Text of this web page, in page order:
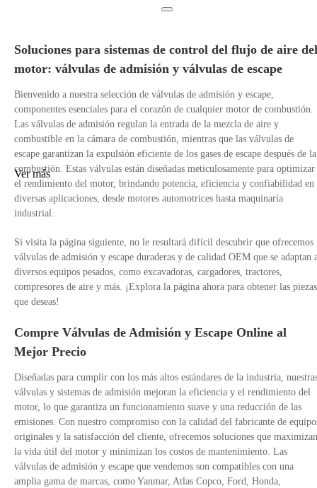
Soluciones para sistemas de control del flujo de aire del
motor: válvulas de admisión y válvulas de escape
Bienvenido a nuestra selección de válvulas de admisión y escape,
componentes esenciales para el corazón de cualquier motor de combustión.
Las válvulas de admisión regulan la entrada de la mezcla de aire y
combustible en la cámara de combustión, mientras que las válvulas de
escape garantizan la expulsión eficiente de los gases de escape después de la
combustión. Estas válvulas están diseñadas meticulosamente para optimizar
el rendimiento del motor, brindando potencia, eficiencia y confiabilidad en
diversas aplicaciones, desde motores automotrices hasta maquinaria
industrial.
Si visita la página siguiente, no le resultará difícil descubrir que ofrecemos
válvulas de admisión y escape duraderas y de calidad OEM que se adaptan
diversos equipos pesados, como excavadoras, cargadores, tractores,
compresores de aire y más. ¡Explora la página ahora para obtener las piezas
que deseas!
Compre Válvulas de Admisión y Escape Online al
Mejor Precio
Diseñadas para cumplir con los más altos estándares de la industria,
válvulas y sistemas de admisión mejoran la eficiencia y el rendimiento del
motor, lo que garantiza un funcionamiento suave y una reducción de las
emisiones. Con nuestro compromiso con la calidad del fabricante de
originales y la satisfacción del cliente, ofrecemos soluciones que maximizan
la vida útil del motor y minimizan los costos de mantenimiento. Las
válvulas de admisión y escape que vendemos son compatibles con una
amplia gama de marcas, como Yanmar, Atlas Copco, Ford, Honda,
Ver más